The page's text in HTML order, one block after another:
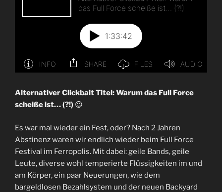
Alternativer Clickbait Titel: Warum das Full Force
scheiße ist… (?!) 😉
Es war mal wieder ein Fest, oder? Nach 2 Jahren
Abstinenz waren wir endlich wieder beim Full Force
Festival im Ferropolis. Mit dabei: geile Bands, geile
Leute, diverse wohl temperierte Flüssigkeiten im und
am Körper, ein paar Neuerungen, wie dem
bargeldlosen Bezahlsystem und der neuen Backyard